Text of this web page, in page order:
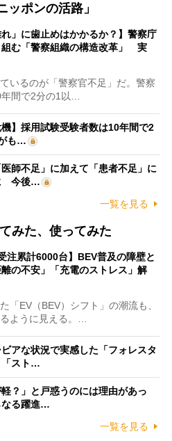
ッポンの活路」
れ」に歯止めはかかるか？】警察庁
組む「警察組織の構造改革」 実
いるのが「警察官不足」だ。警察
間で2分の1以…
機】採用試験受験者数は10年間で2
も…
師不足」に加えて「患者不足」に
今後…
一覧を見る
みた、使ってみた
注累計6000台】BEV普及の障壁と
の不安」「充電のストレス」解
EV（BEV）シフト」の潮流も、
ように見える。…
アな状況で実感した「フォレスタ
「スト…
？」と戸惑うのには理由があっ
る躍進…
一覧を見る